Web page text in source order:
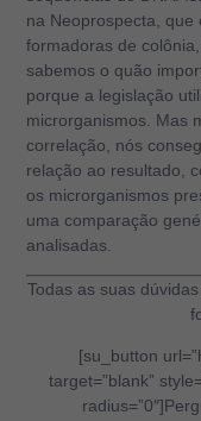
na Neoprospecta, que
formadoras de
sabemos o quão
porque a legislação
microrganismos. Mas
correlação, nós
relação ao resultado,
os microrganismos
uma comparação
analisadas.
Todas as suas
[su_button
target=”blank”